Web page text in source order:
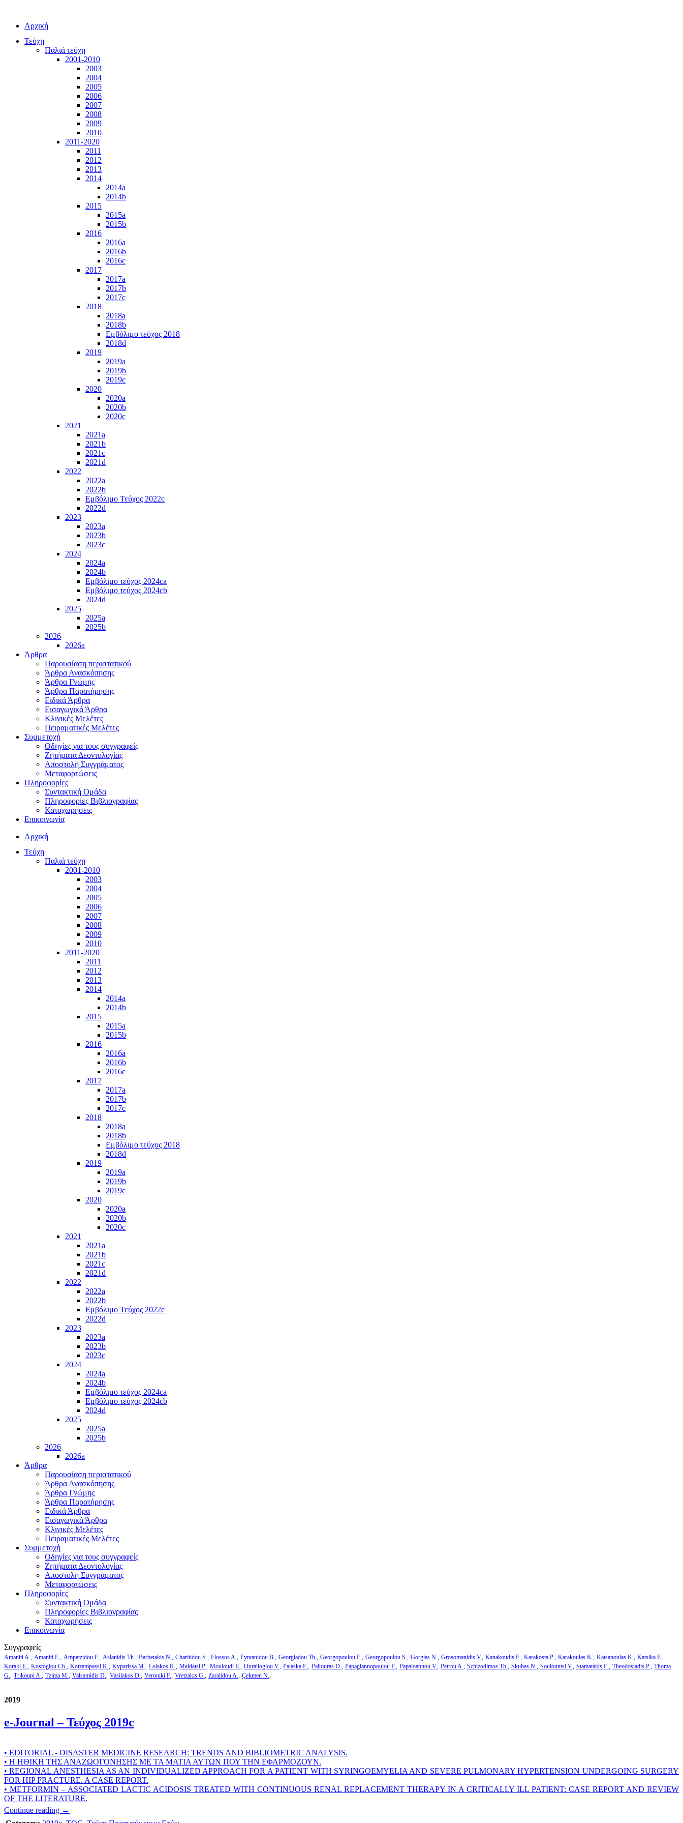
Αρχική
Τεύχη
Παλιά τεύχη
2001-2010
2003
2004
2005
2006
2007
2008
2009
2010
2011-2020
2011
2012
2013
2014
2014a
2014b
2015
2015a
2015b
2016
2016a
2016b
2016c
2017
2017a
2017b
2017c
2018
2018a
2018b
Εμβόλιμο τεύχος 2018
2018d
2019
2019a
2019b
2019c
2020
2020a
2020b
2020c
2021
2021a
2021b
2021c
2021d
2022
2022a
2022b
Εμβόλιμο Τεύχος 2022c
2022d
2023
2023a
2023b
2023c
2024
2024a
2024b
Εμβόλιμο τεύχος 2024ca
Εμβόλιμο τεύχος 2024cb
2024d
2025
2025a
2025b
2026
2026a
Άρθρα
Παρουσίαση περιστατικού
Άρθρα Ανασκόπησης
Άρθρα Γνώμης
Άρθρα Παρατήρησης
Ειδικά Άρθρα
Εισαγωγικά Άρθρα
Κλινικές Μελέτες
Πειραματικές Μελέτες
Συμμετοχή
Οδηγίες για τους συγγραφείς
Ζητήματα Δεοντολογίας
Αποστολή Συγγράματος
Μεταφορτώσεις
Πληροφορίες
Συντακτική Ομάδα
Πληροφορίες Βιβλιογραφίας
Καταχωρήσεις
Επικοινωνία
Αρχική
Τεύχη
Παλιά τεύχη
2001-2010
2003
2004
2005
2006
2007
2008
2009
2010
2011-2020
2011
2012
2013
2014
2014a
2014b
2015
2015a
2015b
2016
2016a
2016b
2016c
2017
2017a
2017b
2017c
2018
2018a
2018b
Εμβόλιμο τεύχος 2018
2018d
2019
2019a
2019b
2019c
2020
2020a
2020b
2020c
2021
2021a
2021b
2021c
2021d
2022
2022a
2022b
Εμβόλιμο Τεύχος 2022c
2022d
2023
2023a
2023b
2023c
2024
2024a
2024b
Εμβόλιμο τεύχος 2024ca
Εμβόλιμο τεύχος 2024cb
2024d
2025
2025a
2025b
2026
2026a
Άρθρα
Παρουσίαση περιστατικού
Άρθρα Ανασκόπησης
Άρθρα Γνώμης
Άρθρα Παρατήρησης
Ειδικά Άρθρα
Εισαγωγικά Άρθρα
Κλινικές Μελέτες
Πειραματικές Μελέτες
Συμμετοχή
Οδηγίες για τους συγγραφείς
Ζητήματα Δεοντολογίας
Αποστολή Συγγράματος
Μεταφορτώσεις
Πληροφορίες
Συντακτική Ομάδα
Πληροφορίες Βιβλιογραφίας
Καταχωρήσεις
Επικοινωνία
Συγγραφείς
Amaniti A. Amaniti E. Ampatzidou F. Aslanidis Th. Barbetakis N. Charitidou S. Flossos A. Fyntanidou B. Georgiadou Th. Georgopoulou E. Georgopoulou S. Gorgias N. Grosomanidis V. Kanakoudis F. Karakosta P. Karakoulas K. Katsanoulas K. Katsika E.
Koraki E. Kostoglou Ch. Kotzampassi K. Kyparissa M. Lolakos K. Maidatsi P. Mouloudi E. Ourailoglou V. Palaska E. Paliouras D. Papagiannopoulou P. Papaioannou V. Petrou A. Schizodimos Th. Skubas N. Soulountsi V. Stamatakis E. Theodosiadis P. Thoma
G. Trikoupi A. Tzima M. Valsamidis D. Vasilakos D. Veroniki F. Vretzakis G. Zaralidou A. Çekmen N.
2019
e-Journal – Τεύχος 2019c
• EDITORIAL - DISASTER MEDICINE RESEARCH: TRENDS AND BIBLIOMETRIC ANALYSIS.
• Η ΗΘΙΚΗ ΤΗΣ ΑΝΑΖΩΟΓΟΝΗΣΗΣ ΜΕ ΤΑ ΜΑΤΙΑ ΑΥΤΩΝ ΠΟΥ ΤΗΝ ΕΦΑΡΜΟΖΟΥΝ.
• REGIONAL ANESTHESIA AS AN INDIVIDUALIZED APPROACH FOR A PATIENT WITH SYRINGOEMYELIA AND SEVERE PULMONARY HYPERTENSION UNDERGOING SURGERY
FOR HIP FRACTURE. A CASE REPORT.
• METFORMIN – ASSOCIATED LACTIC ACIDOSIS TREATED WITH CONTINUOUS RENAL REPLACEMENT THERAPY IN A CRITICALLY ILL PATIENT: CASE REPORT AND REVIEW
OF THE LITERATURE.
Continue reading →